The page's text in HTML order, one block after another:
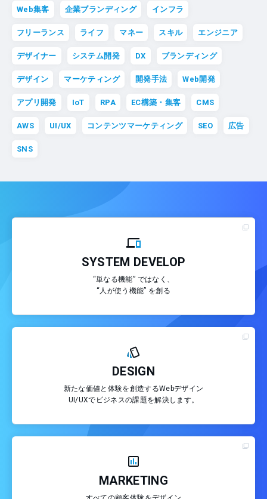
Web集客 企業ブランディング インフラ
フリーランス ライフ マネー スキル エンジニア
デザイナー システム開発 DX ブランディング
デザイン マーケティング 開発手法 Web開発
アプリ開発 IoT RPA EC構築・集客 CMS
AWS UI/UX コンテンツマーケティング SEO 広告
SNS
SYSTEM DEVELOP
“単なる機能” ではなく、
“人が使う機能” を創る
DESIGN
新たな価値と体験を創造するWebデザイン
UI/UXでビジネスの課題を解決します。
MARKETING